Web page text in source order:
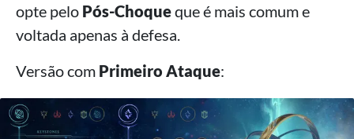
opte pelo Pós-Choqueque é mais comum e
voltada apenas à defesa.
Versão com Primeiro Ataque: